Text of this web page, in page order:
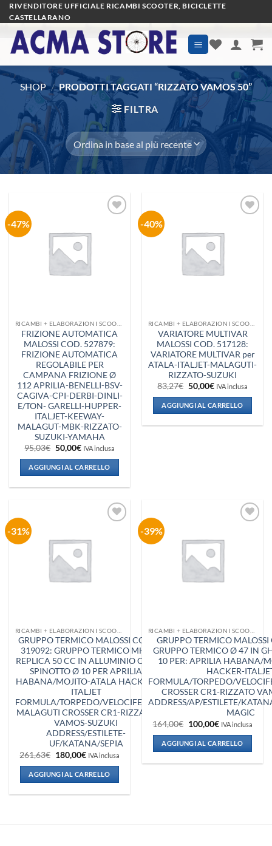
Salta
ai
contenuti
RIVENDITORE UFFICIALE RICAMBI SCOOTER, BICICLETTE
CASTELLARANO
SHOP / PRODOTTI TAGGATI “RIZZATO VAMOS 50”
FILTRA
-47%
FRIZIONE AUTOMATICA
MALOSSI COD. 527879:
FRIZIONE AUTOMATICA
REGOLABILE PER
CAMPANA FRIZIONE Ø
112 APRILIA-BENELLI-BSV-
CAGIVA-CPI-DERBI-DINLI-
E/TON- GARELLI-HUPPER-
ITALJET-KEEWAY-
MALAGUT-MBK-RIZZATO-
SUZUKI-YAMAHA
95,03€ Il
prezzo
originale
era:
95,03€.
50,00€Il
attuale
è:
50,00€.
IVA inclusa
AGGIUNGI AL CARRELLO
-40%
VARIATORE MULTIVAR
MALOSSI COD. 517128:
VARIATORE MULTIVAR per
ATALA-ITALJET-MALAGUTI-
RIZZATO-SUZUKI
83,27€ Il
prezzo
originale
era:
83,27€.
50,00€Il
attuale
è:
50,00€.
IVA inclusa
AGGIUNGI AL CARRELLO
-31%
GRUPPO TERMICO MALOSSI COD.
319092: GRUPPO TERMICO MHR
REPLICA 50 CC IN ALLUMINIO CON
SPINOTTO Ø 10 PER APRILIA
HABANA/MOJITO-ATALA HACKER-
ITALJET
FORMULA/TORPEDO/VELOCIFERO-
MALAGUTI CROSSER CR1-RIZZATO
VAMOS-SUZUKI
ADDRESS/ESTILETE-
UF/KATANA/SEPIA
261,63€ Il
prezzo
originale
era:
261,63€.
180,00€Il
attuale
è:
180,00€.
IVA inclusa
AGGIUNGI AL CARRELLO
-39%
GRUPPO TERMICO
GRUPPO TERMICO Ø 47 IN
10 PER: APRILIA HABANA/
HACKER-
FORMULA/TORPEDO/
CROSSER CR1-RIZZATO
ADDRESS/AP/ESTILETE/
MAGIC
164,00€ Il
prezzo
originale
era:
164,00€.
100,00€Il
attuale
è:
100,00€.
IVA inclusa
AGGIUNGI AL CARRELLO